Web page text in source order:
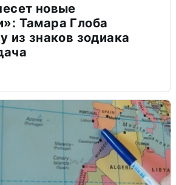
новые
Тамара Глоба
из знаков зодиака